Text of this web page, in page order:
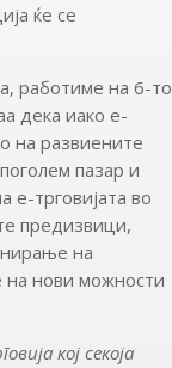
ќе се
работиме на 6-то
дека иако е-
на развиените
пазар и
е-трговијата во
предизвици,
на
на нови можности
кој секоја